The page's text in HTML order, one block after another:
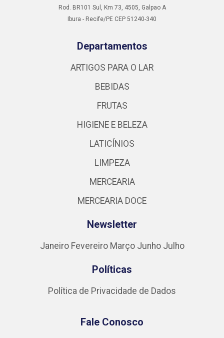
Rod. BR101 Sul, Km 73, 4505, Galpao A
Ibura - Recife/PE CEP 51240-340
Departamentos
ARTIGOS PARA O LAR
BEBIDAS
FRUTAS
HIGIENE E BELEZA
LATICÍNIOS
LIMPEZA
MERCEARIA
MERCEARIA DOCE
Newsletter
Janeiro Fevereiro Março Junho Julho
Políticas
Política de Privacidade de Dados
Fale Conosco